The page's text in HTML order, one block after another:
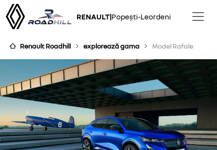
RENAULT|Popești-Leordeni
Renault Roadhill explorează gama Model Rafale